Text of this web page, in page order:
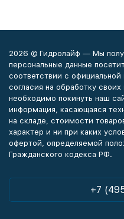
2026 © Гидролайф — Мы
персональные данные
соответствии с
согласия на обработку
необходимо покинуть наш
информация, касающаяся
на складе, стоимости
характер и ни при каких
офертой, определяемой
Гражданского кодекса РФ.
+7